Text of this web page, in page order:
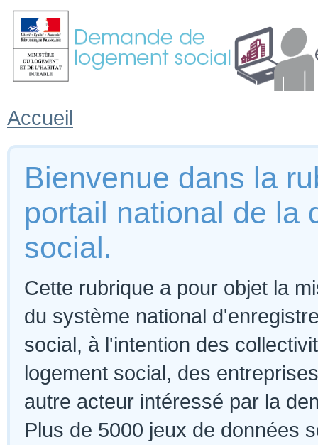
Accueil
Bienvenue dans la
portail national de la
social.
Cette rubrique a pour objet la
du système national
social, à l'intention des
logement social, des
autre acteur intéressé par la
Plus de 5000 jeux de données